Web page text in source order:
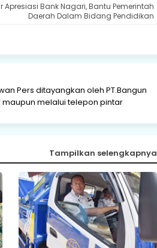
Apresiasi Bank Nagari, Bantu Pemerintah
Daerah Dalam Bidang Pendidikan
Pers ditayangkan oleh PT.Bangun
melalui telepon pintar
Tampilkan selengkapnya